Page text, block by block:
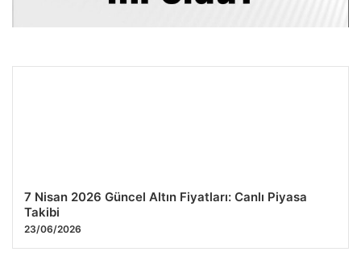
7 Nisan 2026 Güncel Altın Fiyatları: Canlı Piyasa
Takibi
23/06/2026